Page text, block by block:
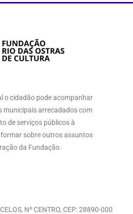
o cidadão pode acompanhar
municipais arrecadados com
de serviços públicos à
sobre outros assuntos
da Fundação.
Nº CENTRO, CEP: 28890-000